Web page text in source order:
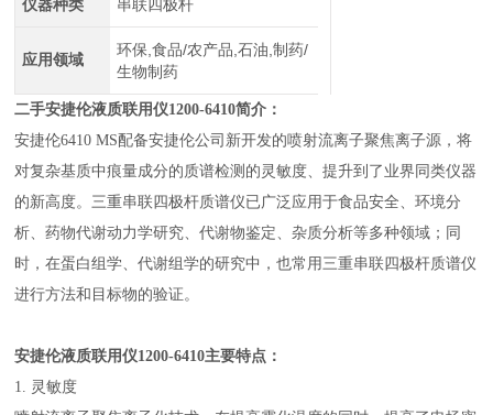
仪器种类 串联四极杆
应用领域
环保,食品/农产品,石油,制药/
生物制药
二手安捷伦液质联用仪1200-6410简介：
安捷伦6410 MS配备安捷伦公司新开发的喷射流离子聚焦离子源，将
对复杂基质中痕量成分的质谱检测的灵敏度、提升到了业界同类仪器
的新高度。三重串联四极杆质谱仪已广泛应用于食品安全、环境分
析、药物代谢动力学研究、代谢物鉴定、杂质分析等多种领域；同
时，在蛋白组学、代谢组学的研究中，也常用三重串联四极杆质谱仪
进行方法和目标物的验证。
安捷伦液质联用仪1200-6410主要特点：
1. 灵敏度